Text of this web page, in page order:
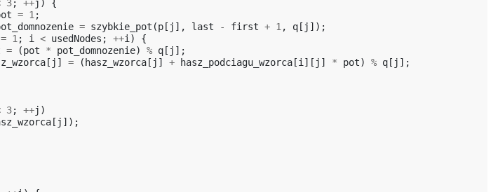
3; ++j )
{
= 1 ;
= szybkie_pot (p [ j ], last - first + 1 , q [ j ]);
= 1 ; i < usedNodes ; ++i )
{
= (pot * pot_domnozenie) % q [ j ];
[ j ] = ( hasz_wzorca [ j ] + hasz_podciagu_wzorca [i ][ j ] * pot) % q [ j ];
3; ++j )
[ j ]);